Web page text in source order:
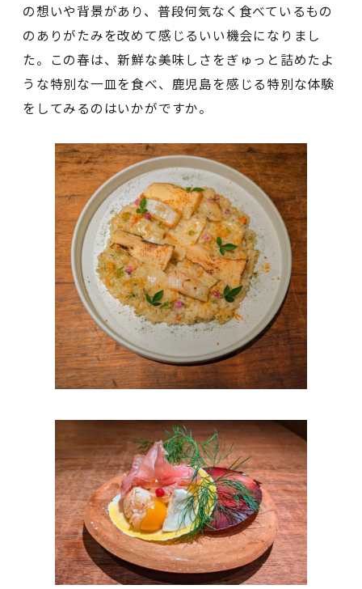
の想いや背景があり、普段何気なく食べているもの
のありがたみを改めて感じるいい機会になりまし
た。この春は、新鮮な美味しさをぎゅっと詰めたよ
うな特別な一皿を食べ、鹿児島を感じる特別な体験
をしてみるのはいかがですか。